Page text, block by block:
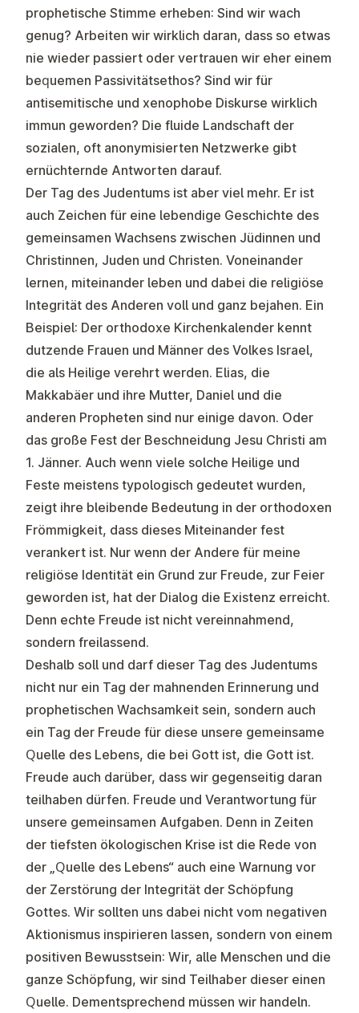
prophetische Stimme erheben: Sind wir wach
genug? Arbeiten wir wirklich daran, dass so etwas
nie wieder passiert oder vertrauen wir eher einem
bequemen Passivitätsethos? Sind wir für
antisemitische und xenophobe Diskurse wirklich
immun geworden? Die fluide Landschaft der
sozialen, oft anonymisierten Netzwerke gibt
ernüchternde Antworten darauf.
Der Tag des Judentums ist aber viel mehr. Er ist
auch Zeichen für eine lebendige Geschichte des
gemeinsamen Wachsens zwischen Jüdinnen und
Christinnen, Juden und Christen. Voneinander
lernen, miteinander leben und dabei die religiöse
Integrität des Anderen voll und ganz bejahen. Ein
Beispiel: Der orthodoxe Kirchenkalender kennt
dutzende Frauen und Männer des Volkes Israel,
die als Heilige verehrt werden. Elias, die
Makkabäer und ihre Mutter, Daniel und die
anderen Propheten sind nur einige davon. Oder
das große Fest der Beschneidung Jesu Christi am
1. Jänner. Auch wenn viele solche Heilige und
Feste meistens typologisch gedeutet wurden,
zeigt ihre bleibende Bedeutung in der orthodoxen
Frömmigkeit, dass dieses Miteinander fest
verankert ist. Nur wenn der Andere für meine
religiöse Identität ein Grund zur Freude, zur Feier
geworden ist, hat der Dialog die Existenz erreicht.
Denn echte Freude ist nicht vereinnahmend,
sondern freilassend.
Deshalb soll und darf dieser Tag des Judentums
nicht nur ein Tag der mahnenden Erinnerung und
prophetischen Wachsamkeit sein, sondern auch
ein Tag der Freude für diese unsere gemeinsame
Quelle des Lebens, die bei Gott ist, die Gott ist.
Freude auch darüber, dass wir gegenseitig daran
teilhaben dürfen. Freude und Verantwortung für
unsere gemeinsamen Aufgaben. Denn in Zeiten
der tiefsten ökologischen Krise ist die Rede von
der „Quelle des Lebens“ auch eine Warnung vor
der Zerstörung der Integrität der Schöpfung
Gottes. Wir sollten uns dabei nicht vom negativen
Aktionismus inspirieren lassen, sondern von einem
positiven Bewusstsein: Wir, alle Menschen und die
ganze Schöpfung, wir sind Teilhaber dieser einen
Quelle. Dementsprechend müssen wir handeln.